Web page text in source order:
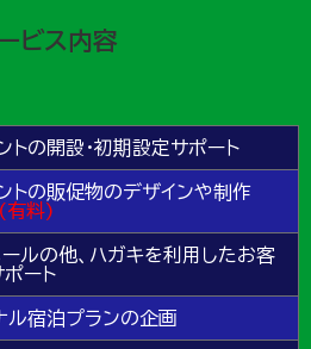
ビス内容
の開設・初期設定サポート
トの販促物のデザインや制作
有料)
の他、ハガキを利用したお客
ート
ル宿泊プランの企画